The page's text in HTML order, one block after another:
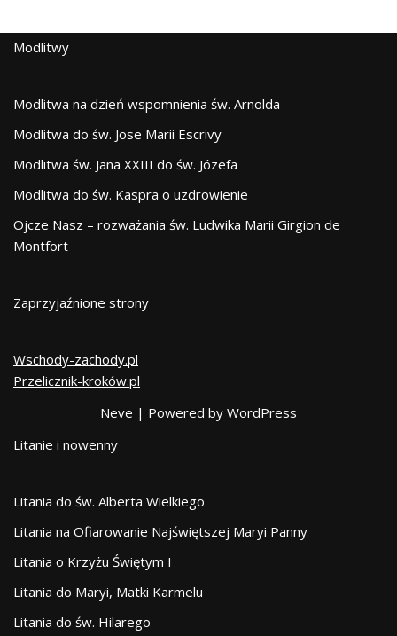
Modlitwy
Modlitwa na dzień wspomnienia św. Arnolda
Modlitwa do św. Jose Marii Escrivy
Modlitwa św. Jana XXIII do św. Józefa
Modlitwa do św. Kaspra o uzdrowienie
Ojcze Nasz – rozważania św. Ludwika Marii Girgion de
Montfort
Zaprzyjaźnione strony
Wschody-zachody.pl
Przelicznik-kroków.pl
Neve | Powered by WordPress
Litanie i nowenny
Litania do św. Alberta Wielkiego
Litania na Ofiarowanie Najświętszej Maryi Panny
Litania o Krzyżu Świętym I
Litania do Maryi, Matki Karmelu
Litania do św. Hilarego